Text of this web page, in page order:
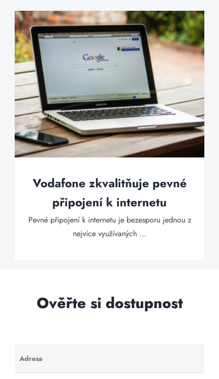
Vodafone zkvalitňuje pevné
připojení k internetu
Pevné připojení k internetu je bezesporu jednou z
nejvíce využívaných ...
Ověřte si dostupnost
Adresa
Ponechte
toto pole